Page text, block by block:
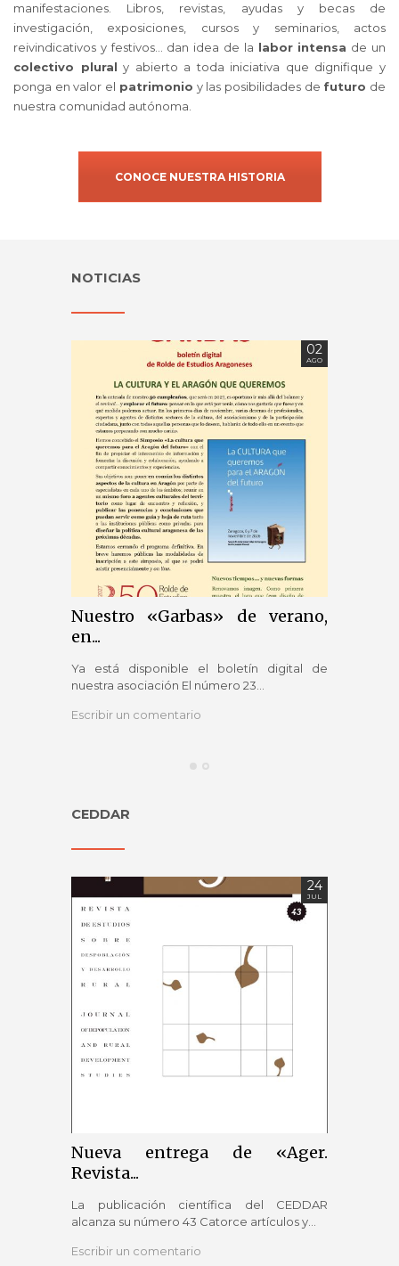
manifestaciones. Libros, revistas, ayudas y becas de
investigación, exposiciones, cursos y seminarios, actos
reivindicativos y festivos… dan idea de la labor intensa de un
colectivo plural y abierto a toda iniciativa que dignifique y
ponga en valor el patrimonio y las posibilidades de futuro de
nuestra comunidad autónoma.
CONOCE NUESTRA HISTORIA
NOTICIAS
02
AGO
Nuestro «Garbas» de verano,
en...
Ya está disponible el boletín digital de
nuestra asociación El número 23...
Escribir un comentario
CEDDAR
24
JUL
Nueva entrega de «Ager.
Revista...
La publicación científica del CEDDAR
alcanza su número 43 Catorce artículos y...
Escribir un comentario